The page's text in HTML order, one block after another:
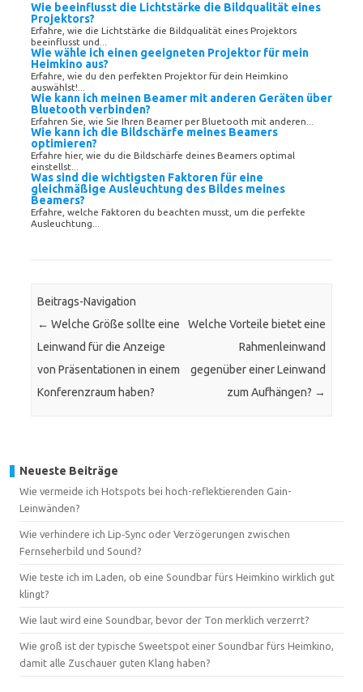
Wie beeinflusst die Lichtstärke die Bildqualität eines
Projektors?
Erfahre, wie die Lichtstärke die Bildqualität eines Projektors
beeinflusst und...
Wie wähle ich einen geeigneten Projektor für mein
Heimkino aus?
Erfahre, wie du den perfekten Projektor für dein Heimkino
auswählst!...
Wie kann ich meinen Beamer mit anderen Geräten über
Bluetooth verbinden?
Erfahren Sie, wie Sie Ihren Beamer per Bluetooth mit anderen...
Wie kann ich die Bildschärfe meines Beamers
optimieren?
Erfahre hier, wie du die Bildschärfe deines Beamers optimal
einstellst...
Was sind die wichtigsten Faktoren für eine
gleichmäßige Ausleuchtung des Bildes meines
Beamers?
Erfahre, welche Faktoren du beachten musst, um die perfekte
Ausleuchtung...
Beitrags-Navigation
← Welche Größe sollte eine
Leinwand für die Anzeige
von Präsentationen in einem
Konferenzraum haben?
Welche Vorteile bietet eine
Rahmenleinwand
gegenüber einer Leinwand
zum Aufhängen? →
Neueste Beiträge
Wie vermeide ich Hotspots bei hoch-reflektierenden Gain-
Leinwänden?
Wie verhindere ich Lip‑Sync oder Verzögerungen zwischen
Fernseherbild und Sound?
Wie teste ich im Laden, ob eine Soundbar fürs Heimkino wirklich gut
klingt?
Wie laut wird eine Soundbar, bevor der Ton merklich verzerrt?
Wie groß ist der typische Sweetspot einer Soundbar fürs Heimkino,
damit alle Zuschauer guten Klang haben?